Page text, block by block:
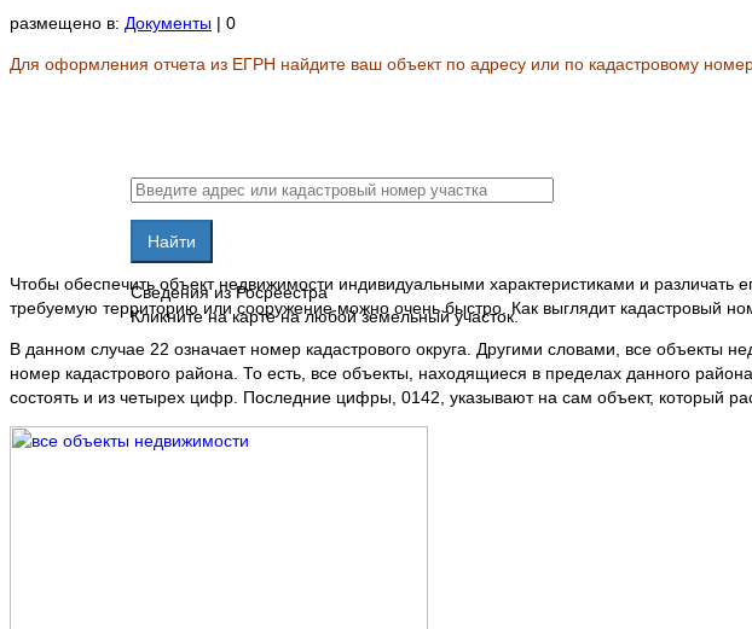
размещено в: Документы | 0
Для оформления отчета из ЕГРН найдите ваш объект по адресу или по кадастровому
Сведения из Росреестра
Кликните на карте на любой земельный участок.
Чтобы обеспечить объект недвижимости индивидуальными характеристиками и
требуемую территорию или сооружение можно очень быстро. Как выглядит кадастровый
В данном случае 22 означает номер кадастрового округа. Другими словами, все
номер кадастрового района. То есть, все объекты, находящиеся в пределах данного
состоять и из четырех цифр. Последние цифры, 0142, указывают на сам объект, который